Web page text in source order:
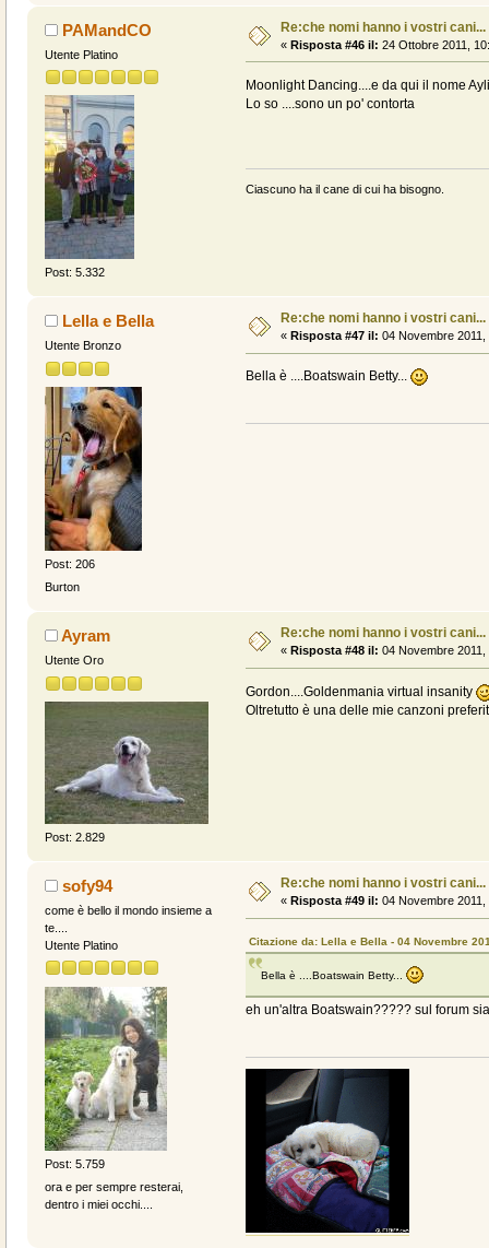
PAMandCO
Utente Platino
Post: 5.332
Re:che nomi hanno i vostri cani...
« Risposta #46 il: 24 Ottobre 2011,
Moonlight Dancing....e da qui il nome
Lo so ....sono un po' contorta
Ciascuno ha il cane di cui ha bisogno.
Lella e Bella
Utente Bronzo
Post: 206
Burton
Re:che nomi hanno i vostri cani...
« Risposta #47 il: 04 Novembre 2011,
Bella è ....Boatswain Betty...
Ayram
Utente Oro
Post: 2.829
Re:che nomi hanno i vostri cani...
« Risposta #48 il: 04 Novembre 2011,
Gordon....Goldenmania virtual insanity
Oltretutto è una delle mie canzoni
sofy94
come è bello il mondo insieme a
te....
Utente Platino
Post: 5.759
ora e per sempre resterai,
dentro i miei occhi....
Re:che nomi hanno i vostri cani...
« Risposta #49 il: 04 Novembre 2011,
Citazione da: Lella e Bella - 04 Novembre
Bella è ....Boatswain Betty...
eh un'altra Boatswain????? sul forum